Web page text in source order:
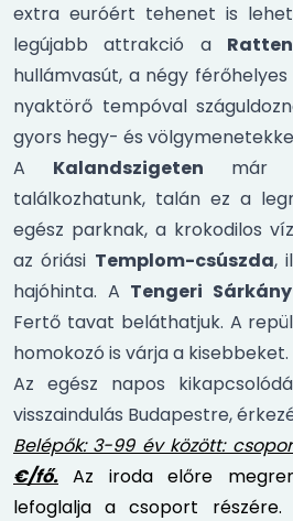
extra euróért tehenet is
legújabb attrakció a
hullámvasút, a négy
nyaktörő tempóval
gyors hegy- és
A Kalandszigeten már
találkozhatunk, talán ez a
egész parknak, a krokodilos
az óriási Templom-csúszda,
hajóhinta. A Tengeri Sárkány
Fertő tavat beláthatjuk. A
homokozó is várja a kisebbeket.
Az egész napos
visszaindulás Budapestre,
Belépők: 3-99 év között:
€/fő. Az iroda előre
lefoglalja a csoport részére.